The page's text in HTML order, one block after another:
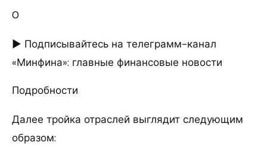
0
► Подписывайтесь на телеграмм-канал
«Минфина»: главные финансовые новости
Подробности
Далее тройка отраслей выглядит следующим
образом: